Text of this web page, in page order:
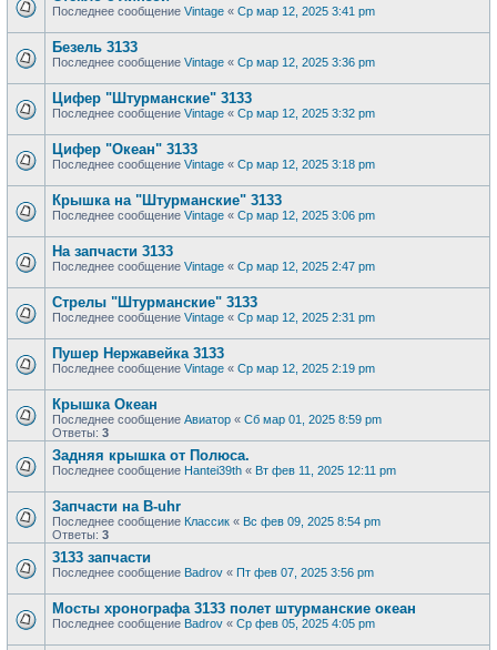
Последнее сообщение Vintage « Ср мар 12, 2025 3:41 pm
Безель 3133
Последнее сообщение Vintage « Ср мар 12, 2025 3:36 pm
Цифер "Штурманские" 3133
Последнее сообщение Vintage « Ср мар 12, 2025 3:32 pm
Цифер "Океан" 3133
Последнее сообщение Vintage « Ср мар 12, 2025 3:18 pm
Крышка на "Штурманские" 3133
Последнее сообщение Vintage « Ср мар 12, 2025 3:06 pm
На запчасти 3133
Последнее сообщение Vintage « Ср мар 12, 2025 2:47 pm
Стрелы "Штурманские" 3133
Последнее сообщение Vintage « Ср мар 12, 2025 2:31 pm
Пушер Нержавейка 3133
Последнее сообщение Vintage « Ср мар 12, 2025 2:19 pm
Крышка Океан
Последнее сообщение Авиатор « Сб мар 01, 2025 8:59 pm
Ответы: 3
Задняя крышка от Полюса.
Последнее сообщение Hantei39th « Вт фев 11, 2025 12:11 pm
Запчасти на B-uhr
Последнее сообщение Классик « Вс фев 09, 2025 8:54 pm
Ответы: 3
3133 запчасти
Последнее сообщение Badrov « Пт фев 07, 2025 3:56 pm
Мосты хронографа 3133 полет штурманские океан
Последнее сообщение Badrov « Ср фев 05, 2025 4:05 pm